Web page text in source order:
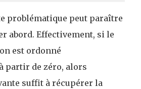
problématique peut paraître
abord. Effectivement, si le
est ordonné
partir de zéro, alors
suffit à récupérer la